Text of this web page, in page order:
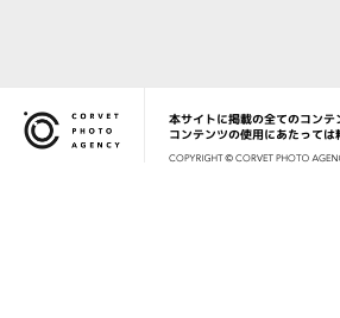
Corvet Photo Agency
本サイトに掲載の全てのコン
コンテンツの使用にあたっては